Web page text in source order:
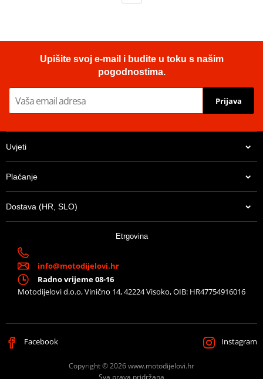
Upišite svoj e-mail i budite u toku s našim
pogodnostima.
Prijava
Uvjeti
Plaćanje
Dostava (HR, SLO)
Etrgovina
info@motodijelovi.hr
Radno vrijeme 08-16
Motodijelovi d.o.o, Vinično 14, 42224 Visoko, OIB: HR47754916016
Facebook Instagram
Copyright © 2026 www.motodijelovi.hr
Sva prava pridržana